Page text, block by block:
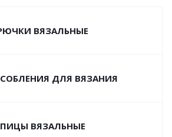
ВЯЗАЛЬНЫЕ
ДЛЯ ВЯЗАНИЯ
ВЯЗАЛЬНЫЕ